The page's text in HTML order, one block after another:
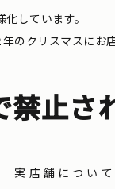
しています。
のクリスマスにお
止さ
実店舗について